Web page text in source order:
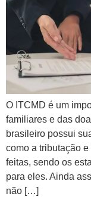
O ITCMD é um
familiares e das
brasileiro possui
como a tributação
feitas, sendo os
para eles. Ainda
não […]